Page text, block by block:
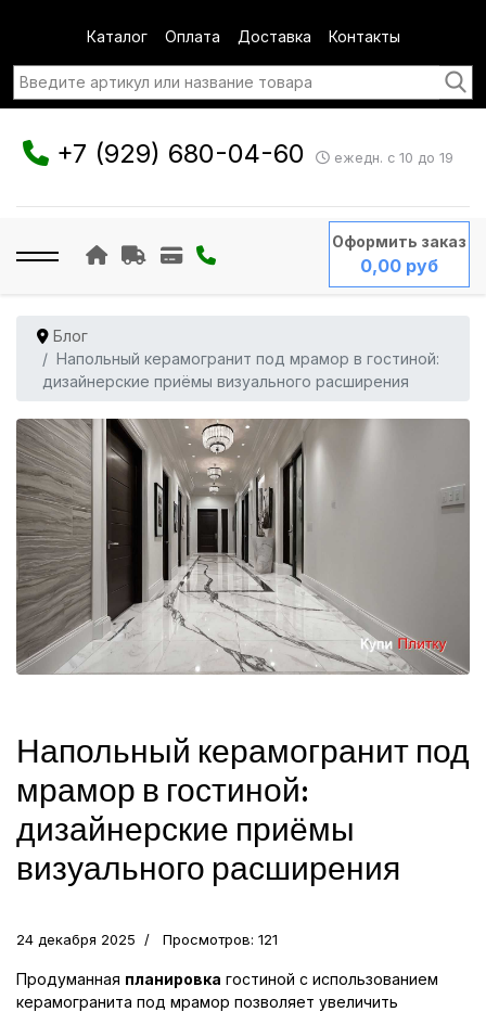
Каталог Оплата Доставка Контакты
+7 (929) 680-04-60 ежедн. с 10 до 19
Оформить заказ
0,00 руб
Блог
Напольный керамогранит под мрамор в гостиной:
дизайнерские приёмы визуального расширения
Напольный керамогранит под
мрамор в гостиной:
дизайнерские приёмы
визуального расширения
24 декабря 2025 Просмотров: 121
Продуманная планировка гостиной с использованием
керамогранита под мрамор позволяет увеличить